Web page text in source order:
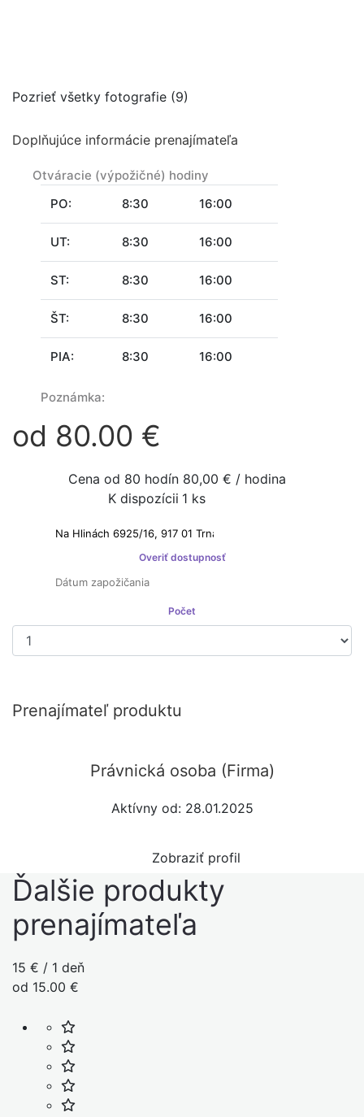
Pozrieť všetky fotografie (9)
Doplňujúce informácie prenajímateľa
Otváracie (výpožičné) hodiny
PO:
8:30 16:00
UT: 8:30 16:00
ST: 8:30 16:00
ŠT: 8:30 16:00
PIA: 8:30 16:00
Poznámka:
od 80.00 €
Cena od 80 hodín 80,00 € / hodina
K dispozícii 1 ks
Prenajímateľ je platcom DPH
Overiť dostupnosť
Počet
Prenajímateľ produktu
Právnická osoba (Firma)
Aktívny od: 28.01.2025
Zobraziť profil
Ďalšie produkty
prenajímateľa
15 € / 1 deň
od 15.00 €